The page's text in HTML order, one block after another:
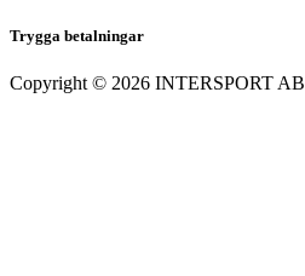
Trygga betalningar
Copyright © 2026 INTERSPORT AB